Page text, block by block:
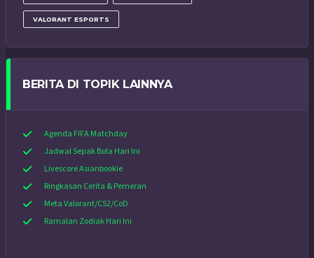
VALORANT ESPORTS
BERITA DI TOPIK LAINNYA
Agenda FIFA Matchday
Jadwal Sepak Bola Hari Ini
Livescore Asianbookie
Ringkasan Cerita & Pemeran
Meta Valorant/CS2/CoD
Ramalan Zodiak Hari Ini